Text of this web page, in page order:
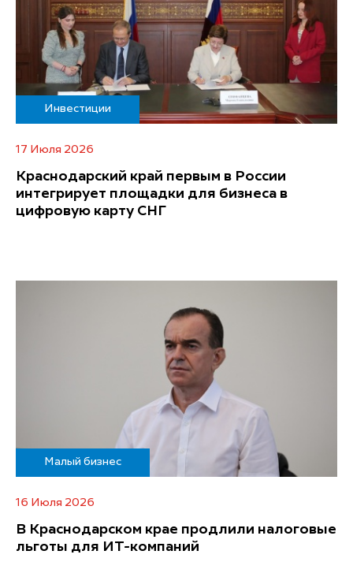
Инвестиции
17 Июля 2026
Краснодарский край первым в России
интегрирует площадки для бизнеса в
цифровую карту СНГ
Малый бизнес
16 Июля 2026
В Краснодарском крае продлили налоговые
льготы для ИТ-компаний